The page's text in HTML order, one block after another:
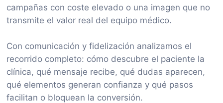
campañas con coste elevado o una imagen que no
transmite el valor real del equipo médico.
Con comunicación y fidelización analizamos el
recorrido completo: cómo descubre el paciente la
clínica, qué mensaje recibe, qué dudas aparecen,
qué elementos generan confianza y qué pasos
facilitan o bloquean la conversión.